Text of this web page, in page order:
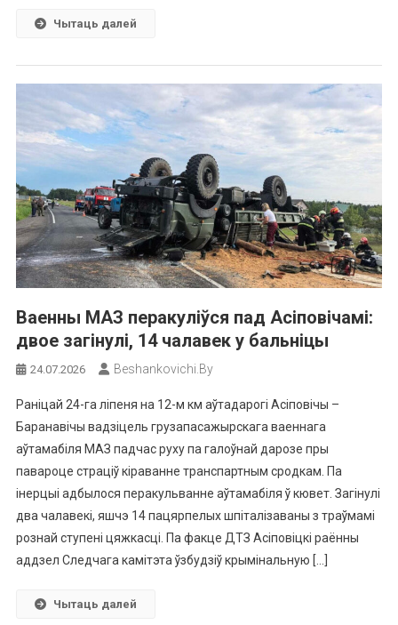
Чытаць далей
Ваенны МАЗ перакуліўся пад Асіповічамі:
двое загінулі, 14 чалавек у бальніцы
24.07.2026 Beshankovichi.by
Раніцай 24-га ліпеня на 12-м км аўтадарогі Асіповічы –
Баранавічы вадзіцель грузапасажырскага ваеннага
аўтамабіля МАЗ падчас руху па галоўнай дарозе пры
павароце страціў кіраванне транспартным сродкам. Па
інерцыі адбылося перакульванне аўтамабіля ў кювет. Загінулі
два чалавекі, яшчэ 14 пацярпелых шпіталізаваны з траўмамі
рознай ступені цяжкасці. Па факце ДТЗ Асіповіцкі раённы
аддзел Следчага камітэта ўзбудзіў крымінальную […]
Чытаць далей